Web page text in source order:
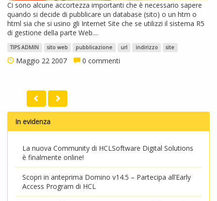
Ci sono alcune accortezza importanti che è necessario sapere
quando si decide di pubblicare un database (sito) o un htm o
html sia che si usino gli Internet Site che se utilizzi il sistema R5
di gestione della parte Web....
TIPS ADMIN sito web pubblicazione url indirizzo site
Maggio 22 2007 0 commenti
In evidenza
La nuova Community di HCLSoftware Digital Solutions
è finalmente online!
Scopri in anteprima Domino v14.5 – Partecipa all’Early
Access Program di HCL